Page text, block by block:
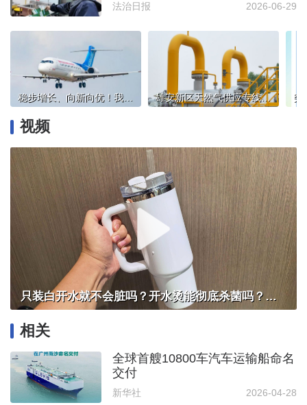
法治日报 2026-06-29
稳步增长、向新向优！我国多领域发布亮眼“成绩单” 雄安新区天然气供应专线工程正式投运，年输气能力超31亿立方米
视频
只装白开水就不会脏吗？开水烫能彻底杀菌吗？感控专家详解“吸管杯”藏菌真相｜都视频·热观察
相关
全球首艘10800车汽车运输船命名
交付
新华社 2026-04-28